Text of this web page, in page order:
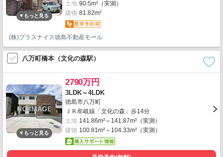
土地 90.5m²（実測）
建物 81.82m²
(株)プラスナイス徳島不動産モール
八万町橋本（文化の森駅）
2790万円
3LDK～4LDK
徳島市八万町
ＪＲ牟岐線「文化の森」歩14分
土地 141.86m²～141.87m²（実測）
建物 100.81m²～104.33m²（実測）